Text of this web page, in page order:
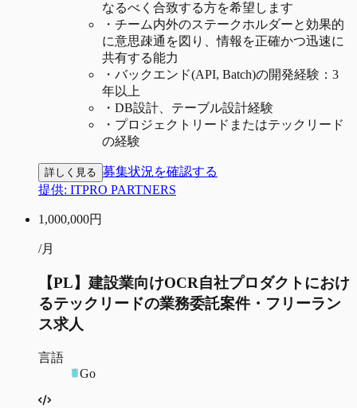
なるべく合致する方を希望します
・ チーム内外のステークホルダーと効果的
に意思疎通を図り、情報を正確かつ迅速に
共有する能力
・ バックエンド(API, Batch)の開発経験：3
年以上
・ DB設計、テーブル設計経験
・ プロジェクトリードまたはテックリード
の経験
詳しく見る 募集状況を確認する
提供: ITPRO PARTNERS
1,000,000円
/月
【PL】建設業向けOCR自社プロダクトにおけ
るテックリードの業務委託案件・フリーラン
ス求人
言語
Go